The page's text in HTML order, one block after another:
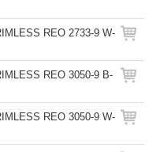
REO 2733-9 W-
REO 3050-9 B-
REO 3050-9 W-